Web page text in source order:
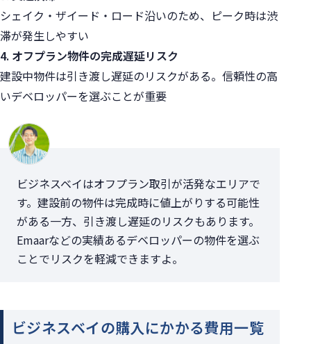
シェイク・ザイード・ロード沿いのため、ピーク時は渋
滞が発生しやすい
4. オフプラン物件の完成遅延リスク
建設中物件は引き渡し遅延のリスクがある。信頼性の高
いデベロッパーを選ぶことが重要
ビジネスベイはオフプラン取引が活発なエリアで
す。建設前の物件は完成時に値上がりする可能性
がある一方、引き渡し遅延のリスクもあります。
Emaarなどの実績あるデベロッパーの物件を選ぶ
ことでリスクを軽減できますよ。
ビジネスベイの購入にかかる費用一覧